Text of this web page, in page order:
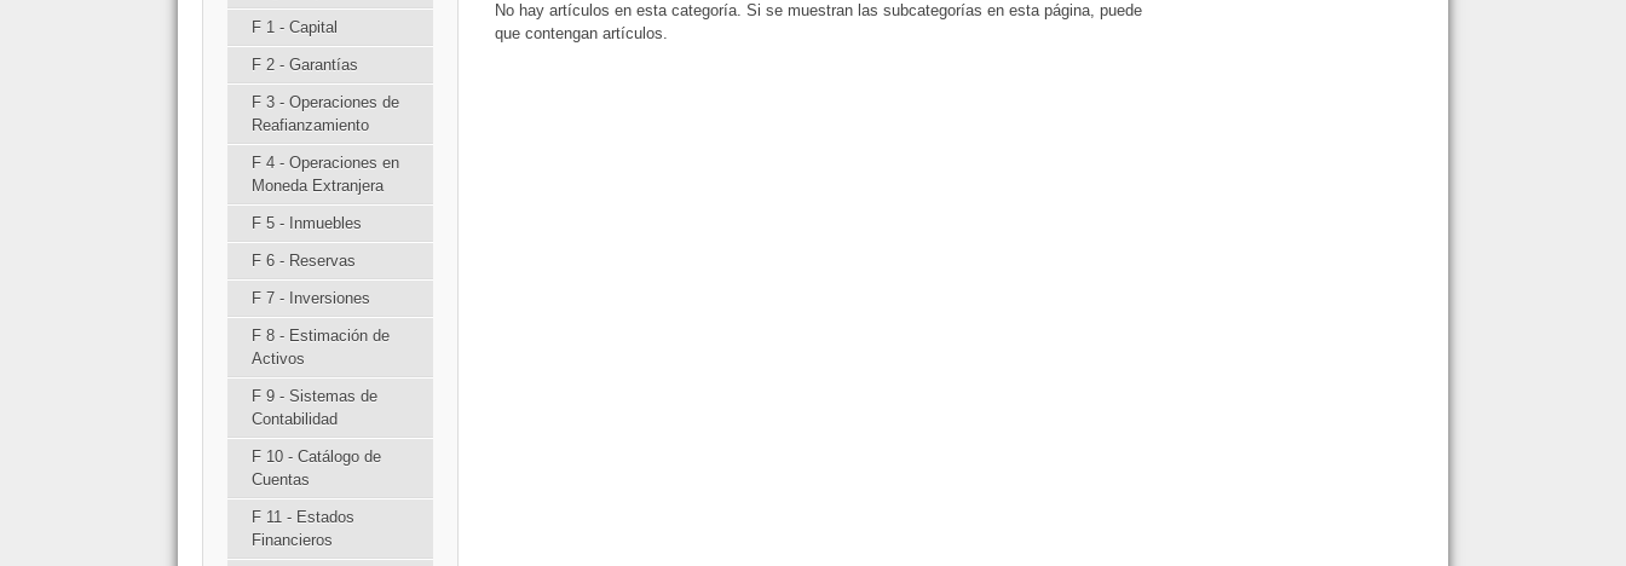
F 1 - Capital
F 2 - Garantías
F 3 - Operaciones de
Reafianzamiento
F 4 - Operaciones en
Moneda Extranjera
F 5 - Inmuebles
F 6 - Reservas
F 7 - Inversiones
F 8 - Estimación de
Activos
F 9 - Sistemas de
Contabilidad
F 10 - Catálogo de
Cuentas
F 11 - Estados
Financieros
No hay artículos en esta categoría. Si se muestran las subcategorías en esta página, puede
que contengan artículos.